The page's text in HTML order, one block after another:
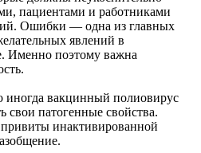
пациентами и работниками
Ошибки — одна из главных
явлений в
Именно поэтому важна
иногда вакцинный полиовирус
свои патогенные свойства.
инактивированной